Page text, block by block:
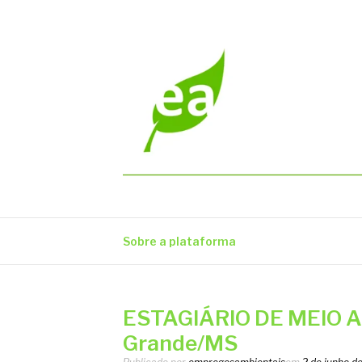
Sobre a plataforma
ESTAGIÁRIO DE MEIO
Grande/MS